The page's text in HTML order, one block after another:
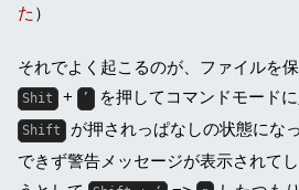
た ）
それでよく起こるのが、ファイルを
Shit + ’ を押してコマンドモード
Shift が押されっぱなしの状態にな
できず警告メッセージが表示されて